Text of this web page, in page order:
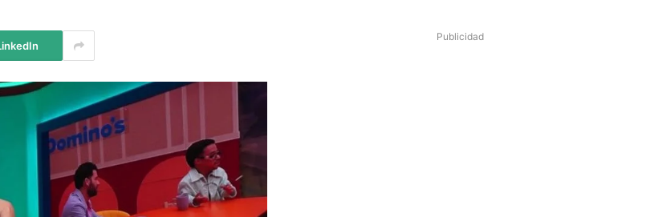
Publicidad